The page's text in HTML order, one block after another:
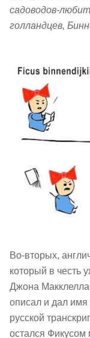
садоводов-
голландцев,
Во-вторых,
который в честь
Джона
описал и дал имя
русской
остался Фикусом